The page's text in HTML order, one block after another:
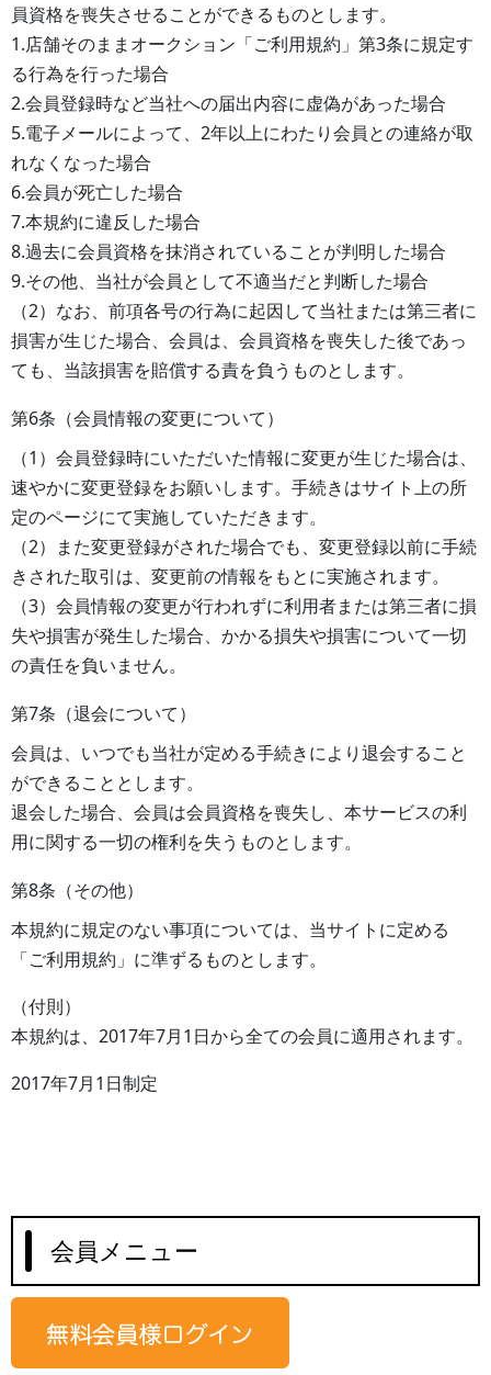
員資格を喪失させることができるものとします。
1.店舗そのままオークション「ご利用規約」第3条に規定す
る行為を行った場合
2.会員登録時など当社への届出内容に虚偽があった場合
5.電子メールによって、2年以上にわたり会員との連絡が取
れなくなった場合
6.会員が死亡した場合
7.本規約に違反した場合
8.過去に会員資格を抹消されていることが判明した場合
9.その他、当社が会員として不適当だと判断した場合
（2）なお、前項各号の行為に起因して当社または第三者に
損害が生じた場合、会員は、会員資格を喪失した後であっ
ても、当該損害を賠償する責を負うものとします。
第6条（会員情報の変更について）
（1）会員登録時にいただいた情報に変更が生じた場合は、
速やかに変更登録をお願いします。手続きはサイト上の所
定のページにて実施していただきます。
（2）また変更登録がされた場合でも、変更登録以前に手続
きされた取引は、変更前の情報をもとに実施されます。
（3）会員情報の変更が行われずに利用者または第三者に損
失や損害が発生した場合、かかる損失や損害について一切
の責任を負いません。
第7条（退会について）
会員は、いつでも当社が定める手続きにより退会すること
ができることとします。
退会した場合、会員は会員資格を喪失し、本サービスの利
用に関する一切の権利を失うものとします。
第8条（その他）
本規約に規定のない事項については、当サイトに定める
「ご利用規約」に準ずるものとします。
（付則）
本規約は、2017年7月1日から全ての会員に適用されます。
2017年7月1日制定
会員メニュー